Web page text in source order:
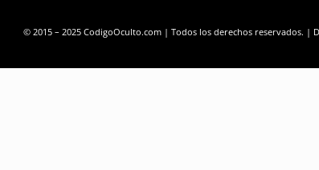
© 2015 – 2025 CodigoOculto.com | Todos los derechos reservados. |